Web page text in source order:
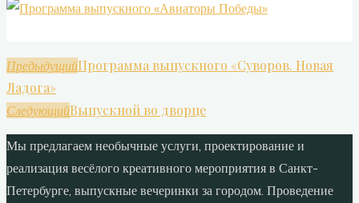
ПредыдущийПрограмма выпускного «Суворов. Новая
Ладога»
СледующийВыпускной во дворце
Мы предлагаем необычные услуги, проектирование и
реализация весёлого креативного мероприятия в Санкт-
Петербурге, выпускные вечеринки за городом. Проведение